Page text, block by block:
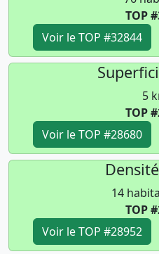
TOP
Voir le TOP #32844
5
TOP
Voir le TOP #28680
14
TOP
Voir le TOP #28952